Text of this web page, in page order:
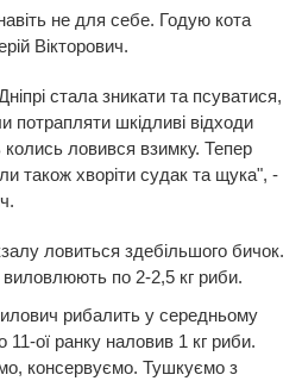
не для себе. Годую кота
Вікторович.
стала зникати та псуватися,
потрапляти шкідливі відходи
колись ловився взимку. Тепер
також хворіти судак та щука", -
ловиться здебільшого бичок.
по 2-2,5 кг риби.
рибалить у середньому
11-ої ранку наловив 1 кг риби.
консервуємо. Тушкуємо з